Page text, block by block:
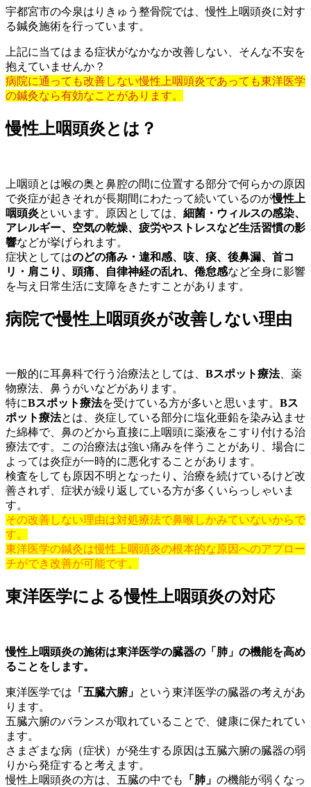
宇都宮市の今泉はりきゅう整骨院では、慢性上咽頭炎に対す
る鍼灸施術を行っています。
上記に当てはまる症状がなかなか改善しない、そんな不安を
抱えていませんか？
病院に通っても改善しない慢性上咽頭炎であっても東洋医学
の鍼灸なら有効なことがあります。
慢性上咽頭炎とは？
上咽頭とは喉の奥と鼻腔の間に位置する部分で何らかの原因
で炎症が起きそれが長期間にわたって続いているのが慢性上
咽頭炎といいます。原因としては、 細菌・ウィルスの感染、
アレルギー、空気の乾燥、疲労やストレスなど生活習慣の影
響などが挙げられます。
症状としてはのどの痛み・違和感、咳、痰、後鼻漏、首コ
リ・肩こり、頭痛、自律神経の乱れ、倦怠感など全身に影響
を与え日常生活に支障をきたすことがあります。
病院で慢性上咽頭炎が改善しない理由
一般的に耳鼻科で行う治療法としては、 Bスポット療法、薬
物療法、鼻うがいなどがあります。
特にBスポット療法を受けている方が多いと思います。 Bス
ポット療法とは、炎症している部分に塩化亜鉛を染み込ませ
た綿棒で、鼻のどから直接に上咽頭に薬液をこすり付ける治
療法です。この治療法は強い痛みを伴うことがあり、場合に
よっては炎症が一時的に悪化することがあります。
検査をしても原因不明となったり 、 治療を続けているけど改
善されず、症状が繰り返している方が多くいらっしゃいま
す。
その改善しない理由は対処療法で鼻喉しかみていないからで
す。
東洋医学の鍼灸は慢性上咽頭炎の根本的な原因へのアプロー
チができ改善が可能です。
東洋医学による慢性上咽頭炎の対応
慢性上咽頭炎の施術は東洋医学の臓器の「肺」の機能を高め
ることをします。
東洋医学では 「五臓六腑」 という東洋医学の臓器の考えがあ
ります。
五臓六腑のバランスが取れていることで、健康に保たれてい
ます。
さまざまな病（症状）が発生する原因は五臓六腑の臓器の弱
りから発症すると考えます。
慢性上咽頭炎の方は、五臓の中でも
「肺」 の機能が弱くなっ